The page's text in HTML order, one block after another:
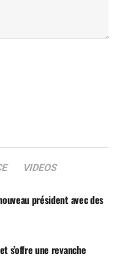
VIDEOS
président avec des
s’offre une revanche